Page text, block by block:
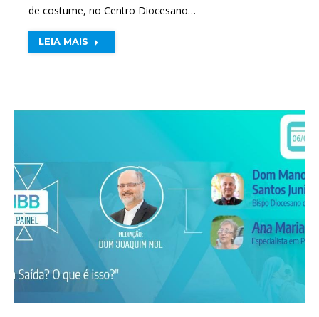
de costume, no Centro Diocesano…
LEIA MAIS